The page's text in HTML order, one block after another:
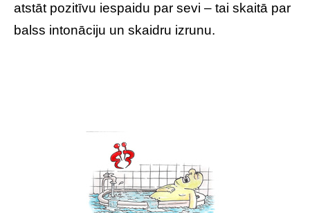
atstāt pozitīvu iespaidu par sevi – tai skaitā par
balss intonāciju un skaidru izrunu.